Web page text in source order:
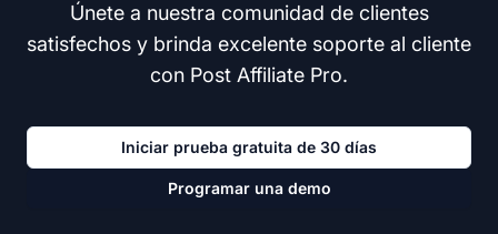
Únete a nuestra comunidad de clientes
satisfechos y brinda excelente soporte al cliente
con Post Affiliate Pro.
Iniciar prueba gratuita de 30 días
Programar una demo